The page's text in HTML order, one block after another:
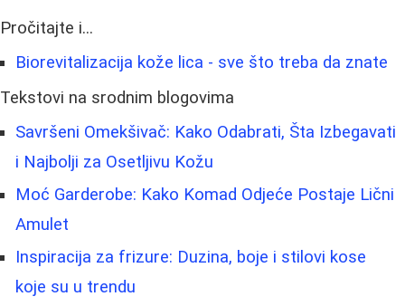
Pročitajte i...
Biorevitalizacija kože lica - sve što treba da znate
Tekstovi na srodnim blogovima
Savršeni Omekšivač: Kako Odabrati, Šta Izbegavati
i Najbolji za Osetljivu Kožu
Moć Garderobe: Kako Komad Odjeće Postaje Lični
Amulet
Inspiracija za frizure: Duzina, boje i stilovi kose
koje su u trendu